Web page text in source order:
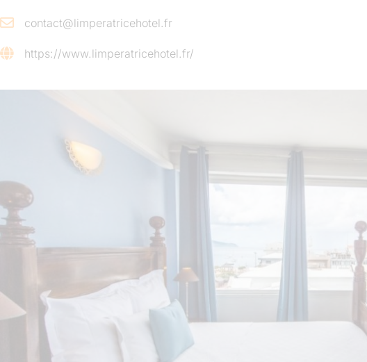
contact@limperatricehotel.fr
https://www.limperatricehotel.fr/